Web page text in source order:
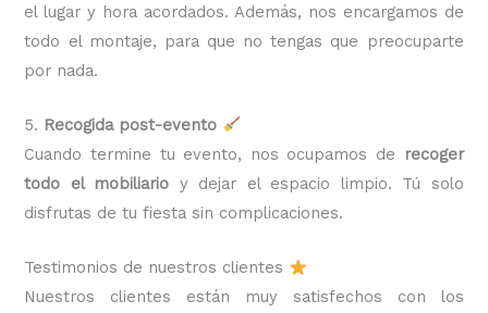
el lugar y hora acordados. Además, nos encargamos de
todo el montaje, para que no tengas que preocuparte
por nada.
5. Recogida post-evento
Cuando termine tu evento, nos ocupamos de
recoger
todo el mobiliario y dejar el espacio limpio. Tú solo
disfrutas de tu fiesta sin complicaciones.
Testimonios de nuestros clientes
Nuestros clientes están muy satisfechos con los